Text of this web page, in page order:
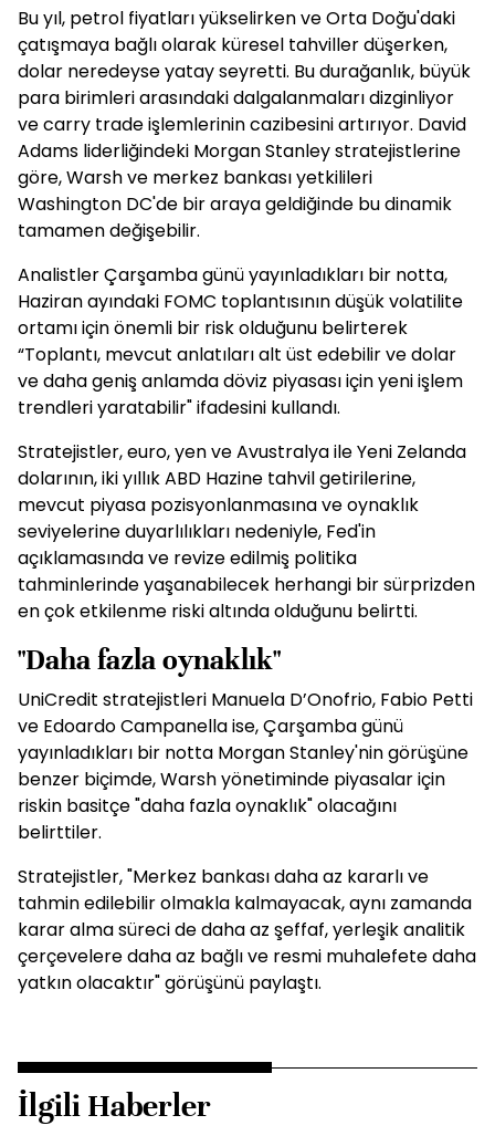
Bu yıl, petrol fiyatları yükselirken ve Orta Doğu'daki
çatışmaya bağlı olarak küresel tahviller düşerken,
dolar neredeyse yatay seyretti. Bu durağanlık, büyük
para birimleri arasındaki dalgalanmaları dizginliyor
ve carry trade işlemlerinin cazibesini artırıyor. David
Adams liderliğindeki Morgan Stanley stratejistlerine
göre, Warsh ve merkez bankası yetkilileri
Washington DC'de bir araya geldiğinde bu dinamik
tamamen değişebilir.
Analistler Çarşamba günü yayınladıkları bir notta,
Haziran ayındaki FOMC toplantısının düşük volatilite
ortamı için önemli bir risk olduğunu belirterek
“Toplantı, mevcut anlatıları alt üst edebilir ve dolar
ve daha geniş anlamda döviz piyasası için yeni işlem
trendleri yaratabilir" ifadesini kullandı.
Stratejistler, euro, yen ve Avustralya ile Yeni Zelanda
dolarının, iki yıllık ABD Hazine tahvil getirilerine,
mevcut piyasa pozisyonlanmasına ve oynaklık
seviyelerine duyarlılıkları nedeniyle, Fed'in
açıklamasında ve revize edilmiş politika
tahminlerinde yaşanabilecek herhangi bir sürprizden
en çok etkilenme riski altında olduğunu belirtti.
"Daha fazla oynaklık"
UniCredit stratejistleri Manuela D’Onofrio, Fabio Petti
ve Edoardo Campanella ise, Çarşamba günü
yayınladıkları bir notta Morgan Stanley'nin görüşüne
benzer biçimde, Warsh yönetiminde piyasalar için
riskin basitçe "daha fazla oynaklık" olacağını
belirttiler.
Stratejistler, "Merkez bankası daha az kararlı ve
tahmin edilebilir olmakla kalmayacak, aynı zamanda
karar alma süreci de daha az şeffaf, yerleşik analitik
çerçevelere daha az bağlı ve resmi muhalefete daha
yatkın olacaktır" görüşünü paylaştı.
İlgili Haberler